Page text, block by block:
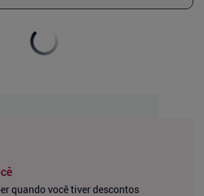
quando você tiver descontos